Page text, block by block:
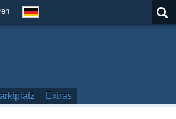
Extras